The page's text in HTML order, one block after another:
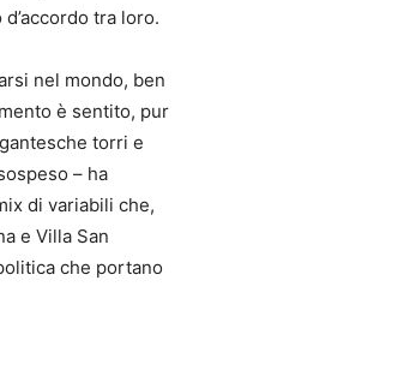
tra loro.
nel mondo, ben
è sentito, pur
torri e
– ha
di variabili che,
e Villa San
che portano